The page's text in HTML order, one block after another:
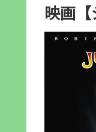
映画